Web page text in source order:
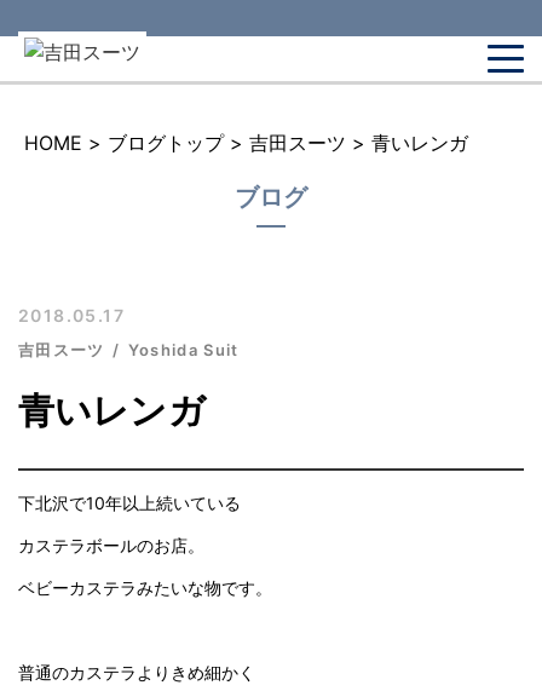
HOME > ブログトップ > 吉田スーツ > 青いレンガ
ブログ
2018.05.17
吉田スーツ Yoshida Suit
青いレンガ
下北沢で10年以上続いている
カステラボールのお店。
ベビーカステラみたいな物です。
普通のカステラよりきめ細かく